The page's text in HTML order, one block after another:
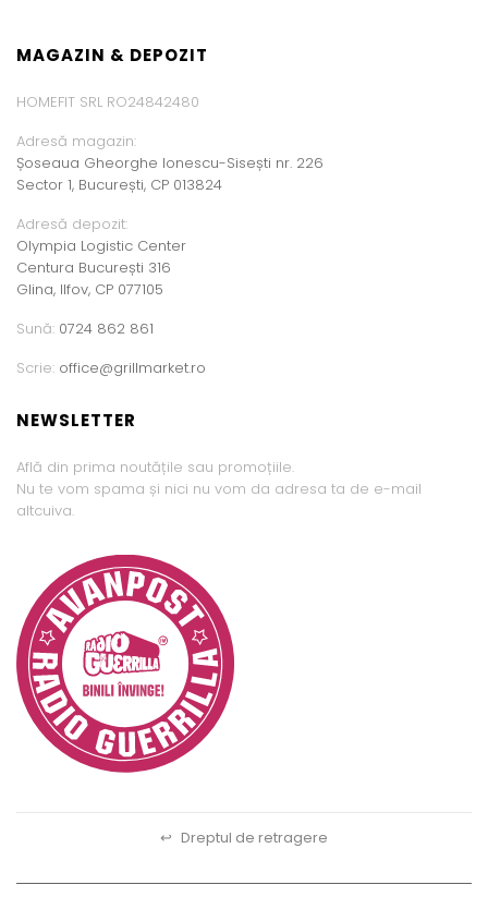
MAGAZIN & DEPOZIT
HOMEFIT SRL RO24842480
Adresă magazin:
Șoseaua Gheorghe Ionescu-Sisești nr. 226
Sector 1, București, CP 013824
Adresă depozit:
Olympia Logistic Center
Centura București 316
Glina, Ilfov, CP 077105
Sună: 0724 862 861
Scrie: office@grillmarket.ro
NEWSLETTER
Află din prima noutățile sau promoțiile.
Nu te vom spama și nici nu vom da adresa ta de e-mail
altcuiva.
↩ Dreptul de retragere